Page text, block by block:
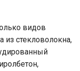
видов
из стекловолокна,